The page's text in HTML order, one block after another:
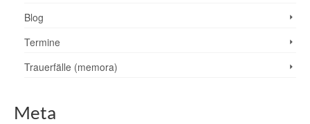
Blog
Termine
Trauerfälle (memora)
Meta